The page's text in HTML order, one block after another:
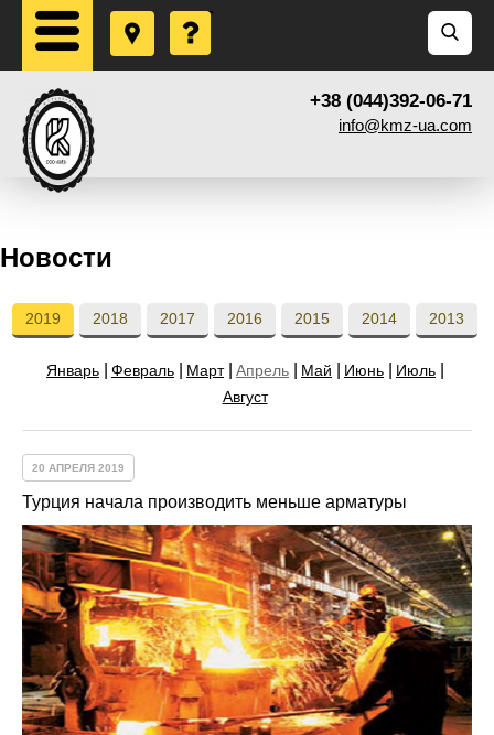
+38 (044)392-06-71
info@kmz-ua.com
Новости
2019 2018 2017 2016 2015 2014 2013
Январь Февраль Март Апрель Май Июнь
Июль
Август
20 АПРЕЛЯ 2019
Турция начала производить меньше арматуры